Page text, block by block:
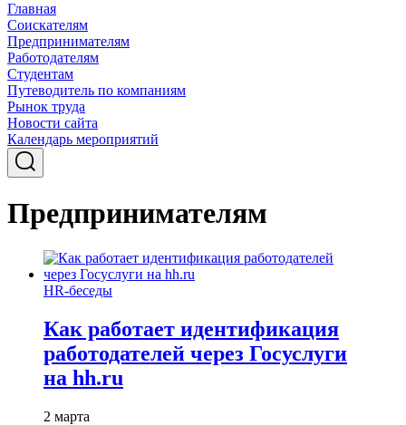
Главная
Соискателям
Предпринимателям
Работодателям
Студентам
Путеводитель по компаниям
Рынок труда
Новости сайта
Календарь мероприятий
Предпринимателям
HR-беседы
Как работает идентификация
работодателей через Госуслуги
на hh.ru
2 марта